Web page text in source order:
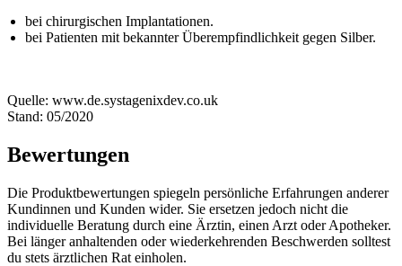
bei chirurgischen Implantationen.
bei Patienten mit bekannter Überempfindlichkeit gegen Silber.
Quelle: www.de.systagenixdev.co.uk
Stand: 05/2020
Bewertungen
Die Produktbewertungen spiegeln persönliche Erfahrungen anderer
Kundinnen und Kunden wider. Sie ersetzen jedoch nicht die
individuelle Beratung durch eine Ärztin, einen Arzt oder Apotheker.
Bei länger anhaltenden oder wiederkehrenden Beschwerden solltest
du stets ärztlichen Rat einholen.